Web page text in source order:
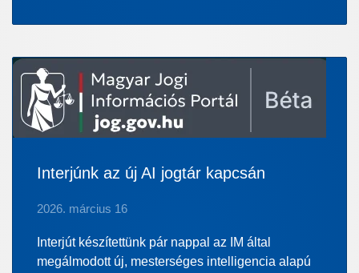
Interjúnk az új AI jogtár kapcsán
2026. március 16
Interjút készítettünk pár nappal az IM által
megálmodott új, mesterséges intelligencia alapú